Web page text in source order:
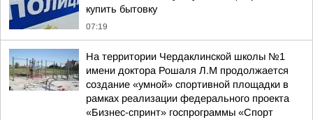
купить бытовку
07:19
На территории Чердаклинской школы №1
имени доктора Рошаля Л.М продолжается
создание «умной» спортивной площадки в
рамках реализации федерального проекта
«Бизнес-спринт» госпрограммы «Спорт